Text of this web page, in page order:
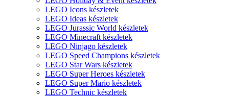
LEGO Icons készletek
LEGO Ideas készletek
LEGO Jurassic World készletek
LEGO Minecraft készletek
LEGO Ninjago készletek
LEGO Speed Champions készletek
LEGO Star Wars készletek
LEGO Super Heroes készletek
LEGO Super Mario készletek
LEGO Technic készletek